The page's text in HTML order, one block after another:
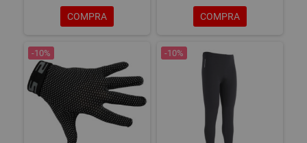
COMPRA COMPRA
-10% -10%